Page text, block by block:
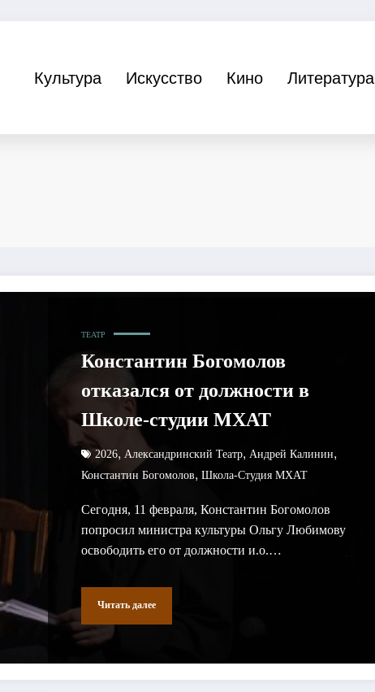
Культура Искусство Кино Литература
ТЕАТР
Константин Богомолов
отказался от должности в
Школе-студии МХАТ
2026, Александринский Театр, Андрей Калинин,
Константин Богомолов, Школа-Студия МХАТ
Сегодня, 11 февраля, Константин Богомолов
попросил министра культуры Ольгу Любимову
освободить его от должности и.о.…
Читать далее